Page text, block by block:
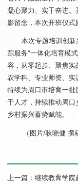
凝心聚力、实干奋进
影留念，本次开班仪式
本次专题培训创新
踪服务”一体化培育模
容，从零起步、聚焦
农学科、专业师资、实
持续为周口市培育一
干人才，持续推动周
乡村振兴蓄势赋能。
（图片/耿晓健
上一篇： 继续教育学院